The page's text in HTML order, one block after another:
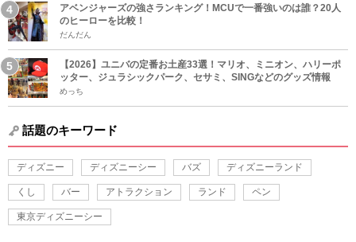
アベンジャーズの強さランキング！MCUで一番強いのは誰？20人
のヒーローを比較！
だんだん
【2026】ユニバの定番お土産33選！マリオ、ミニオン、ハリーポ
ッター、ジュラシックパーク、セサミ、SINGなどのグッズ情報
めっち
話題のキーワード
ディズニー ディズニーシー バズ ディズニーランド
くし バー アトラクション ランド ペン
東京ディズニーシー